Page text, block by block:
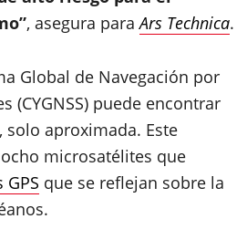
, asegura paraArs Technica.
Global de Navegación por
(CYGNSS) puede encontrar
solo aproximada. Este
microsatélites que
que se reflejan sobre la